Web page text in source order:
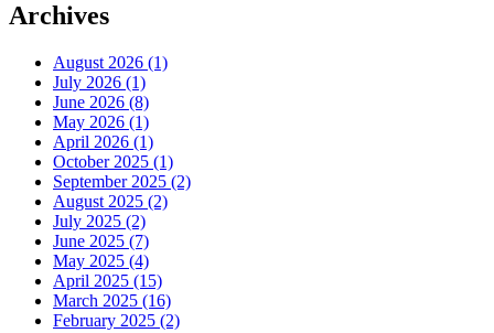
Archives
August 2026 (1)
July 2026 (1)
June 2026 (8)
May 2026 (1)
April 2026 (1)
October 2025 (1)
September 2025 (2)
August 2025 (2)
July 2025 (2)
June 2025 (7)
May 2025 (4)
April 2025 (15)
March 2025 (16)
February 2025 (2)